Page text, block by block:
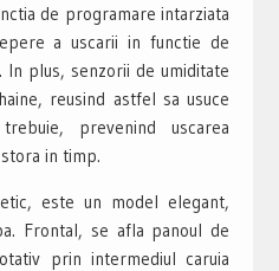
de programare intarziata
a uscarii in functie de
plus, senzorii de umiditate
reusind astfel sa usuce
prevenind uscarea
in timp.
este un model elegant,
Frontal, se afla panoul de
prin intermediul caruia